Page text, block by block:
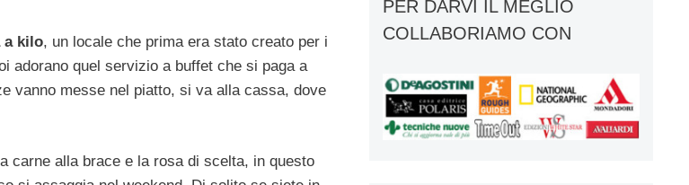
a kilo, un locale che prima era stato creato per i
adorano quel servizio a buffet che si paga a
vanno messe nel piatto, si va alla cassa, dove
carne alla brace e la rosa di scelta, in questo
PER DARVI IL MEGLIO
COLLABORIAMO CON